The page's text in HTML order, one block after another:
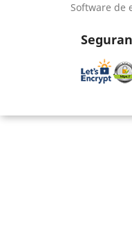
Software de